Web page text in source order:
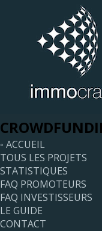
◦ ACCUEIL
TOUS LES PROJETS
STATISTIQUES
FAQ PROMOTEURS
FAQ INVESTISSEURS
LE GUIDE
CONTACT